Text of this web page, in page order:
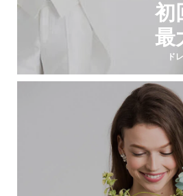
初
最
ド